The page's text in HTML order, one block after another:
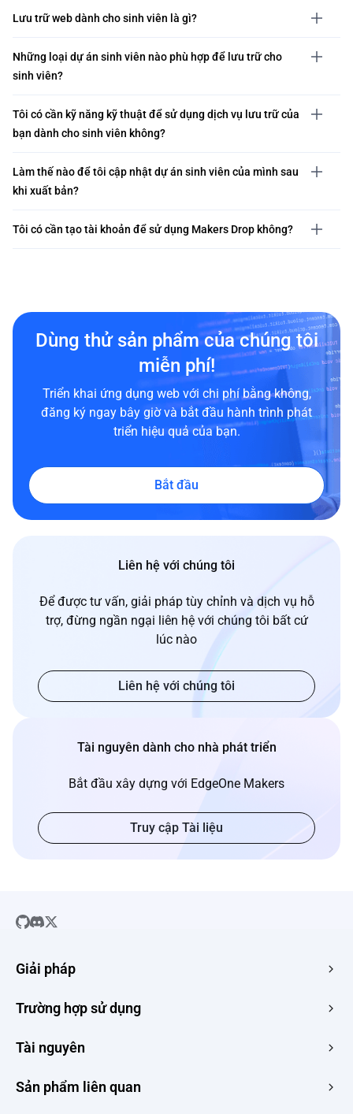
Lưu trữ web dành cho sinh viên là gì?
Những loại dự án sinh viên nào phù hợp để lưu trữ cho
sinh viên?
Tôi có cần kỹ năng kỹ thuật để sử dụng dịch vụ lưu trữ của
bạn dành cho sinh viên không?
Làm thế nào để tôi cập nhật dự án sinh viên của mình sau
khi xuất bản?
Tôi có cần tạo tài khoản để sử dụng Makers Drop không?
Dùng thử sản phẩm của chúng tôi
miễn phí!
Triển khai ứng dụng web với chi phí bằng không,
đăng ký ngay bây giờ và bắt đầu hành trình phát
triển hiệu quả của bạn.
Bắt đầu
Liên hệ với chúng tôi
Để được tư vấn, giải pháp tùy chỉnh và dịch vụ hỗ
trợ, đừng ngần ngại liên hệ với chúng tôi bất cứ
lúc nào
Liên hệ với chúng tôi
Tài nguyên dành cho nhà phát triển
Bắt đầu xây dựng với EdgeOne Makers
Truy cập Tài liệu
Giải pháp
SaaS
Thương mại điện tử
Trường hợp sử dụng
Lưu trữ HTML Miễn phí
HTML đến URL
Tài nguyên
Hướng dẫn
Sản phẩm liên quan